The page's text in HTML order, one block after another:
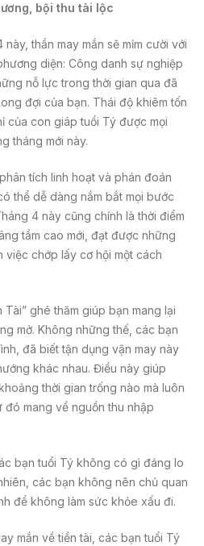
bội thu tài lộc
này, thần may mắn sẽ mỉm cười với
diện: Công danh sự nghiệp
nỗ lực trong thời gian qua đã
đợi của bạn. Thái độ khiêm tốn
của con giáp tuổi Tý được mọi
tháng mới này.
tích linh hoạt và phán đoán
thể dễ dàng nắm bắt mọi bước
4 này cũng chính là thời điểm
tầm cao mới, đạt được những
chớp lấy cơ hội một cách
Tài” ghé thăm giúp bạn mang lại
mở. Không những thế, các bạn
đã biết tận dụng vận may này
khác nhau. Điều này giúp
thời gian trống nào mà luôn
mang về nguồn thu nhập
bạn tuổi Tý không có gì đáng lo
các bạn không nên chủ quan
để không làm sức khỏe xấu đi.
mắn về tiền tài, các bạn tuổi Tý